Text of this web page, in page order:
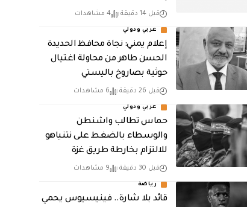
قبل 14 دقيقة 4 مشاهدات
عربي ودولي
إعلام يمني: نجاة محافظ الحديدة
الحسن طاهر من محاولة اغتيال
حوثية بصاروخ باليستي
قبل 26 دقيقة 6 مشاهدات
عربي ودولي
حماس تطالب واشنطن
والوسطاء بالضغط على نتنياهو
للالتزام بخارطة طريق غزة
قبل 30 دقيقة 9 مشاهدات
رياضة
قائد بلا شارة.. فينيسيوس يحمي